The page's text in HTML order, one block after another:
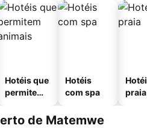
Hotéis que
permitem
Hotéis
com spa
praia
de Matemwe